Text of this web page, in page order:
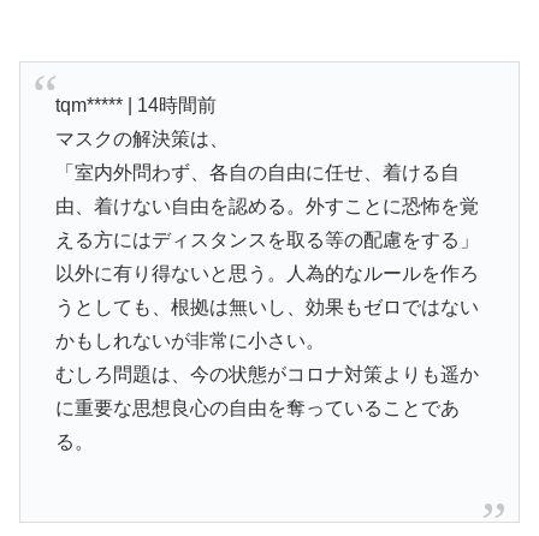
tqm***** | 14時間前
マスクの解決策は、
「室内外問わず、各自の自由に任せ、着ける自
由、着けない自由を認める。外すことに恐怖を覚
える方にはディスタンスを取る等の配慮をする」
以外に有り得ないと思う。人為的なルールを作ろ
うとしても、根拠は無いし、効果もゼロではない
かもしれないが非常に小さい。
むしろ問題は、今の状態がコロナ対策よりも遥か
に重要な思想良心の自由を奪っていることであ
る。